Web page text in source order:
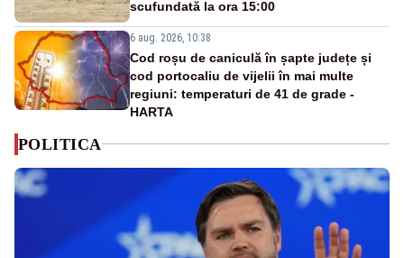
scufundată la ora 15:00
6 aug. 2026, 10:38
Cod roșu de caniculă în șapte județe și
cod portocaliu de vijelii în mai multe
regiuni: temperaturi de 41 de grade -
HARTA
POLITICA